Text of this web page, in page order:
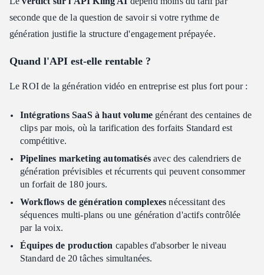
seconde que de la question de savoir si votre rythme de
génération justifie la structure d'engagement prépayée.
Quand l'API est-elle rentable ?
Le ROI de la génération vidéo en entreprise est plus fort pour :
Intégrations SaaS à haut volumegénérant des centaines de
clips par mois, où la tarification des forfaits Standard est
compétitive.
Pipelines marketing automatisésavec des calendriers de
génération prévisibles et récurrents qui peuvent consommer
un forfait de 180 jours.
Workflows de génération complexes nécessitant des
séquences multi-plans ou une génération d'actifs contrôlée
par la voix.
Équipes de production capables d'absorber le niveau
Standard de 20 tâches simultanées.